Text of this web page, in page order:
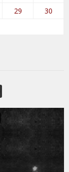
29
30